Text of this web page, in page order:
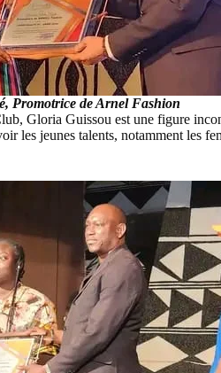
Promotrice de Arnel Fashion
Gloria Guissou est une figure
les jeunes talents, notamment les